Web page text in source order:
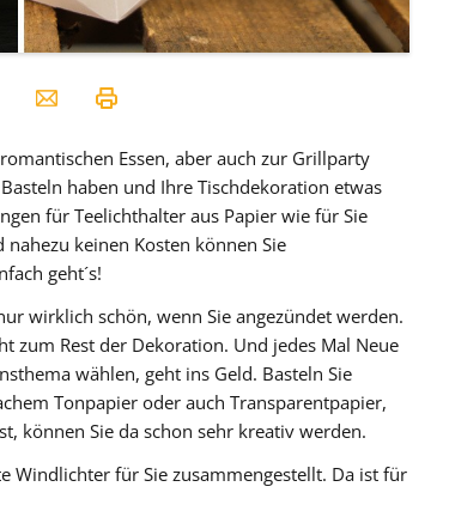
Essen, aber auch zur Grillparty
haben und Ihre Tischdekoration etwas
für Teelichthalter aus Papier wie für Sie
keinen Kosten können Sie
geht´s!
wirklich schön, wenn Sie angezündet werden.
zum Rest der Dekoration. Und jedes Mal Neue
wählen, geht ins Geld. Basteln Sie
Tonpapier oder auch Transparentpapier,
können Sie da schon sehr kreativ werden.
Windlichter für Sie zusammengestellt. Da ist für